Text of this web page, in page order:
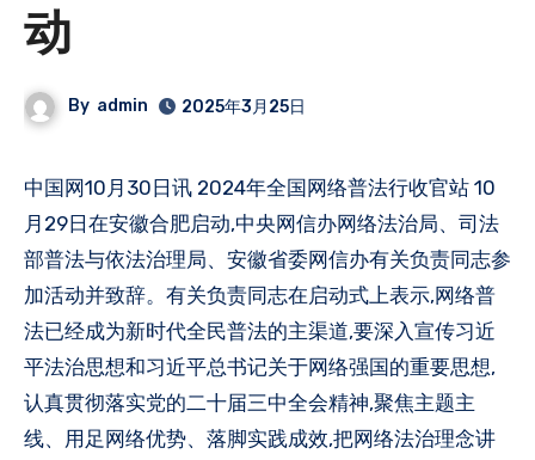
动
By admin 2025年3月25日
中国网10月30日讯 2024年全国网络普法行收官站 10
月29日在安徽合肥启动,中央网信办网络法治局、司法
部普法与依法治理局、安徽省委网信办有关负责同志参
加活动并致辞。有关负责同志在启动式上表示,网络普
法已经成为新时代全民普法的主渠道,要深入宣传习近
平法治思想和习近平总书记关于网络强国的重要思想,
认真贯彻落实党的二十届三中全会精神,聚焦主题主
线、用足网络优势、落脚实践成效,把网络法治理念讲